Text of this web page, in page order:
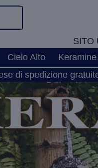
SITO
Cielo Alto Keramine
di spedizione